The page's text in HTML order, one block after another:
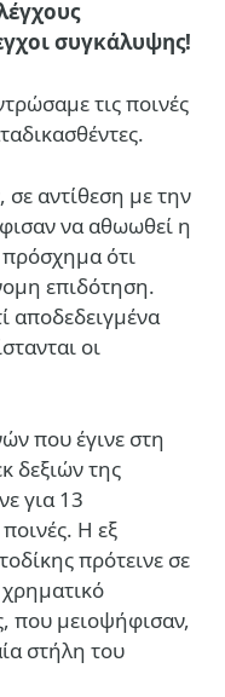
συγκάλυψης!
τις ποινές
σε αντίθεση με την
να αθωωθεί η
ότι
επιδότηση.
αποδεδειγμένα
οι
που έγινε στη
δεξιών της
για 13
Η εξ
πρότεινε σε
χρηματικό
που μειοψήφισαν,
στήλη του